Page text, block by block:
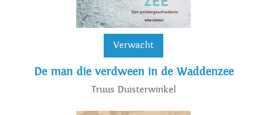
Verwacht
De man die verdween in de Waddenzee
Truus Duisterwinkel